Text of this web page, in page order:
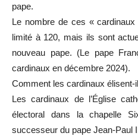
pape.
Le nombre de ces «
limité à 120, mais ils sont
nouveau pape. (Le pape
cardinaux en décembre 2024).
Comment les cardinaux élisent-
Les cardinaux de l’Église
électoral dans la chapelle
successeur du pape Jean-Paul